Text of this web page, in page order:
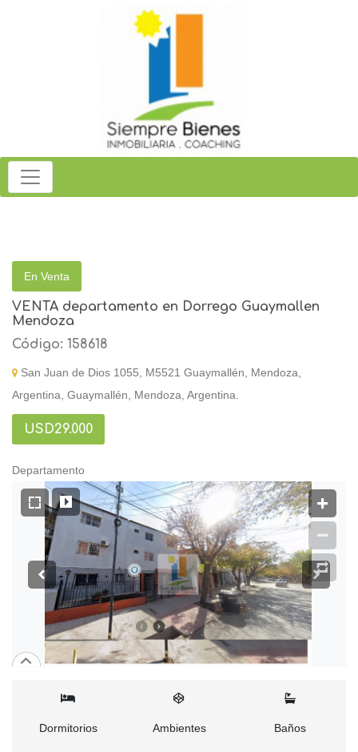
En Venta
VENTA departamento en Dorrego Guaymallen
Mendoza
Código: 158618
San Juan de Dios 1055, M5521 Guaymallén, Mendoza,
Argentina, Guaymallén, Mendoza, Argentina.
USD29.000
Departamento
Dormitorios Ambientes Baños